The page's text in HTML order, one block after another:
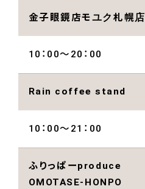
金子眼鏡店モユク札幌店
10：00～20：00
Rain coffee stand
10：00〜21：00
ふりっぱーproduce
OMOTASE-HONPO